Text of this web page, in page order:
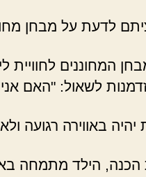
לדעת על מבחן
המחוננים לחוויית
לשאול: "האם
באווירה רגועה
הילד מתמחה